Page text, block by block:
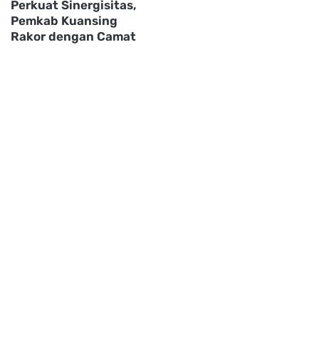
Perkuat Sinergisitas,
Pemkab Kuansing
Rakor dengan Camat